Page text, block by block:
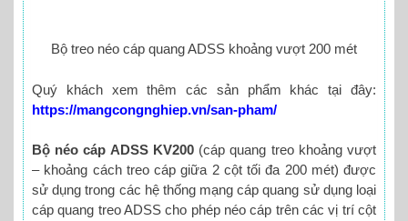
Bộ treo néo cáp quang ADSS khoảng vượt 200 mét
Quý khách xem thêm các sản phẩm khác tại đây:
https://mangcongnghiep.vn/san-pham/
Bộ néo cáp ADSS KV200(cáp quang treo khoảng vượt
– khoảng cách treo cáp giữa 2 cột tối đa 200 mét) được
sử dụng trong các hệ thống mạng cáp quang sử dụng loại
cáp quang treo ADSS cho phép néo cáp trên các vị trí cột